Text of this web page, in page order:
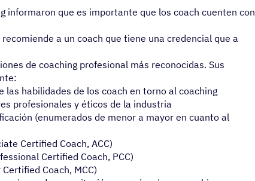
informaron que es importante que los coach cuenten con
a un coach que tiene una credencial que a
de coaching profesional más reconocidas. Sus
las habilidades de los coach en torno al coaching
profesionales y éticos de la industria
(enumerados de menor a mayor en cuanto al
Certified Coach, ACC)
Certified Coach, PCC)
Coach, MCC)